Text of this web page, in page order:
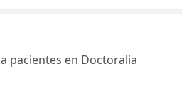
pacientes en Doctoralia